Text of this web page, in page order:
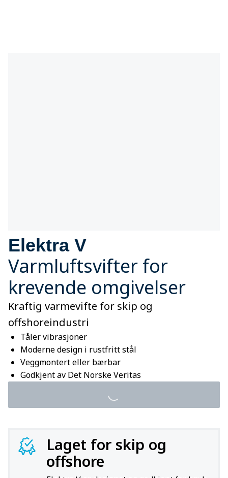
Elektra V
Varmluftsvifter for
krevende omgivelser
Kraftig varmevifte for skip og
offshoreindustri
Tåler vibrasjoner
Moderne design i rustfritt stål
Veggmontert eller bærbar
Godkjent av Det Norske Veritas
Laget for skip og
offshore